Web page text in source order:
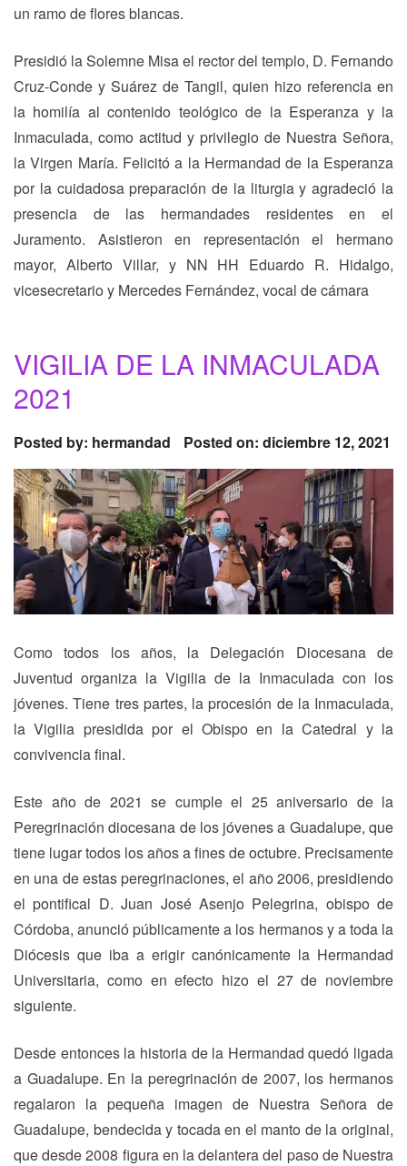
un ramo de flores blancas.
Presidió la Solemne Misa el rector del templo, D. Fernando
Cruz-Conde y Suárez de Tangil, quien hizo referencia en
la homilía al contenido teológico de la Esperanza y la
Inmaculada, como actitud y privilegio de Nuestra Señora,
la Virgen María. Felicitó a la Hermandad de la Esperanza
por la cuidadosa preparación de la liturgia y agradeció la
presencia de las hermandades residentes en el
Juramento. Asistieron en representación el hermano
mayor, Alberto Villar, y NN HH Eduardo R. Hidalgo,
vicesecretario y Mercedes Fernández, vocal de cámara
VIGILIA DE LA INMACULADA
2021
Posted by: hermandad Posted on: diciembre 12, 2021
Como todos los años, la Delegación Diocesana de
Juventud organiza la Vigilia de la Inmaculada con los
jóvenes. Tiene tres partes, la procesión de la Inmaculada,
la Vigilia presidida por el Obispo en la Catedral y la
convivencia final.
Este año de 2021 se cumple el 25 aniversario de la
Peregrinación diocesana de los jóvenes a Guadalupe, que
tiene lugar todos los años a fines de octubre. Precisamente
en una de estas peregrinaciones, el año 2006, presidiendo
el pontifical D. Juan José Asenjo Pelegrina, obispo de
Córdoba, anunció públicamente a los hermanos y a toda la
Diócesis que iba a erigir canónicamente la Hermandad
Universitaria, como en efecto hizo el 27 de noviembre
siguiente.
Desde entonces la historia de la Hermandad quedó ligada
a Guadalupe. En la peregrinación de 2007, los hermanos
regalaron la pequeña imagen de Nuestra Señora de
Guadalupe, bendecida y tocada en el manto de la original,
que desde 2008 figura en la delantera del paso de Nuestra